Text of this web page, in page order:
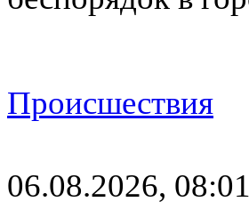
Происшествия
06.08.2026, 08:01